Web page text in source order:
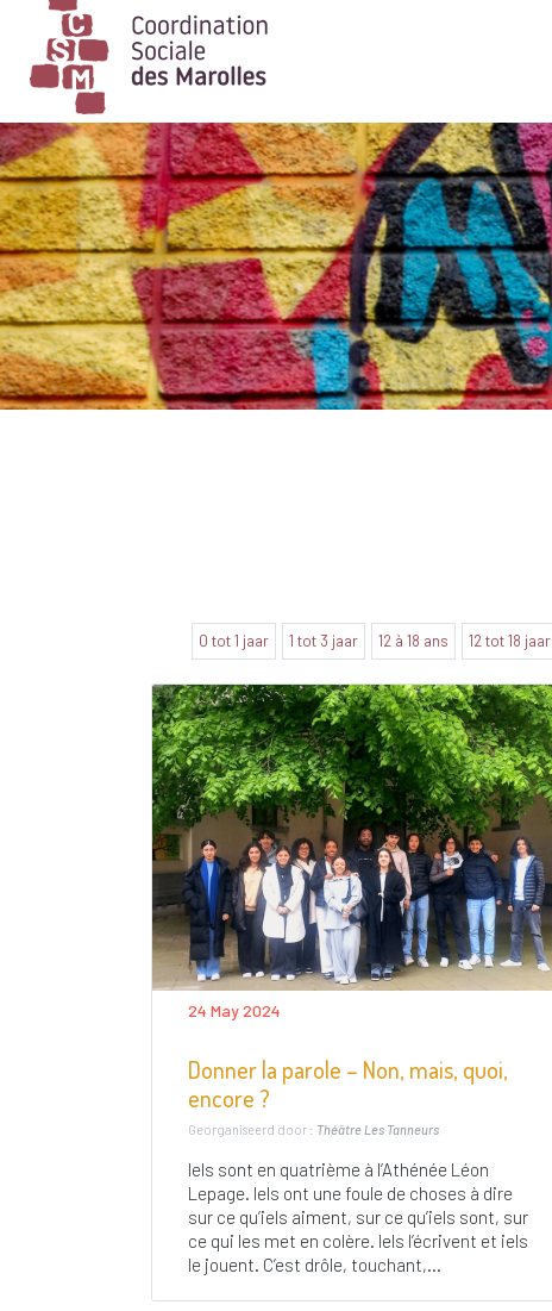
Main Navigation
0 tot 1 jaar 1 tot 3 jaar 12 à 18 ans 12 tot 18 jaar
24 May 2024
Donner la parole – Non, mais, quoi,
encore ?
Georganiseerd door : Théâtre Les Tanneurs
Iels sont en quatrième à l’Athénée Léon
Lepage. Iels ont une foule de choses à dire
sur ce qu’iels aiment, sur ce qu’iels sont, sur
ce qui les met en colère. Iels l’écrivent et iels
le jouent. C’est drôle, touchant,...